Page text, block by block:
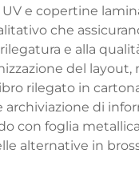
e copertine
che
e alla
del
rilegato in
di
con foglia
alternative in